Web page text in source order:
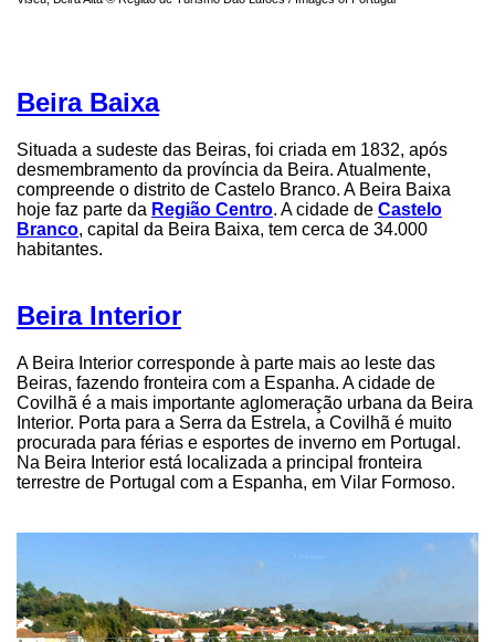
Beira Baixa
Situada a sudeste das Beiras, foi criada em 1832, após
desmembramento da província da Beira. Atualmente,
compreende o distrito de Castelo Branco. A Beira Baixa
hoje faz parte da Região Centro. A cidade de Castelo
Branco, capital da Beira Baixa, tem cerca de 34.000
habitantes.
Beira Interior
A Beira Interior corresponde à parte mais ao leste das
Beiras, fazendo fronteira com a Espanha. A cidade de
Covilhã é a mais importante aglomeração urbana da Beira
Interior. Porta para a Serra da Estrela, a Covilhã é muito
procurada para férias e esportes de inverno em Portugal.
Na Beira Interior está localizada a principal fronteira
terrestre de Portugal com a Espanha, em Vilar Formoso.